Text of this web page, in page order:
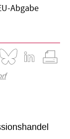
Abgabe